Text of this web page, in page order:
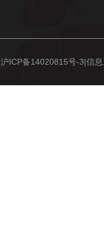
沪ICP备14020815号-3|信